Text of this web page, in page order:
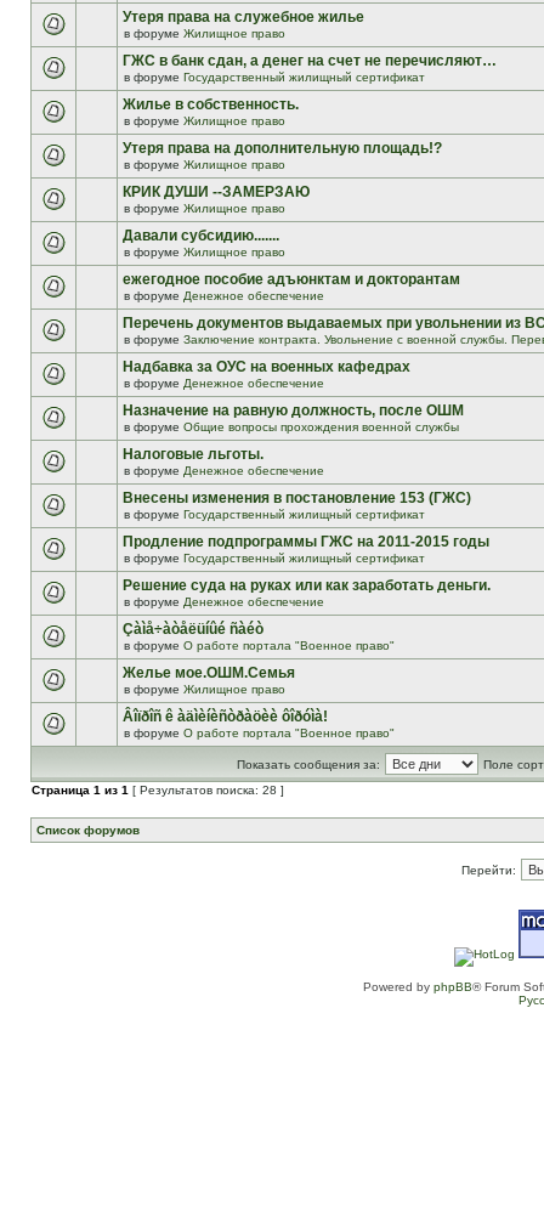
Утеря права на служебное жилье
в форуме Жилищное право
ГЖС в банк сдан, а денег на счет не перечисляют…
в форуме Государственный жилищный сертификат
Жилье в собственность.
в форуме Жилищное право
Утеря права на дополнительную площадь!?
в форуме Жилищное право
КРИК ДУШИ --ЗАМЕРЗАЮ
в форуме Жилищное право
Давали субсидию.......
в форуме Жилищное право
ежегодное пособие адъюнктам и докторантам
в форуме Денежное обеспечение
Перечень документов выдаваемых при увольнении из
в форуме Заключение контракта. Увольнение с военной службы.
Надбавка за ОУС на военных кафедрах
в форуме Денежное обеспечение
Назначение на равную должность, после ОШМ
в форуме Общие вопросы прохождения военной службы
Налоговые льготы.
в форуме Денежное обеспечение
Внесены изменения в постановление 153 (ГЖС)
в форуме Государственный жилищный сертификат
Продление подпрограммы ГЖС на 2011-2015 годы
в форуме Государственный жилищный сертификат
Решение суда на руках или как заработать деньги.
в форуме Денежное обеспечение
Çàìå÷àòåëüíûé ñàéò
в форуме О работе портала "Военное право"
Желье мое.ОШМ.Семья
в форуме Жилищное право
Âîïðîñ ê àäìèíèñòðàöèè ôîðóìà!
в форуме О работе портала "Военное право"
Показать сообщения за:
Поле
Страница 1 из 1 [ Результатов поиска: 28 ]
Список форумов
Перейти:
Powered by phpBB® Forum